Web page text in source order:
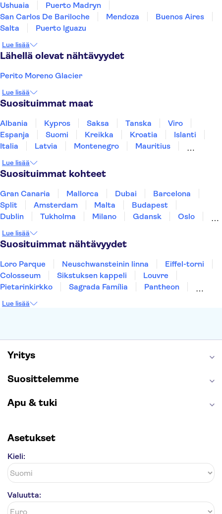
Ushuaia
Puerto Madryn
San Carlos De Bariloche
Mendoza
Buenos Aires
Salta
Puerto Iguazu
Lue lisää
Lähellä olevat nähtävyydet
Perito Moreno Glacier
Lue lisää
Suosituimmat maat
Albania Kypros Saksa Tanska
Viro
Espanja
Suomi Kreikka Kroatia
Islanti
Italia
Latvia Montenegro
Mauritius
Thaimaa
Turkki
Lue lisää
Suosituimmat kohteet
Gran Canaria Mallorca Dubai
Barcelona
Split
Amsterdam Malta
Budapest
Dublin
Tukholma Milano Gdansk
Oslo
Tallinna
Ljubljana Riika
Lue lisää
Suosituimmat nähtävyydet
Loro Parque Neuschwansteinin linna
Eiffel-torni
Colosseum
Sikstuksen kappeli
Louvre
Pietarinkirkko
Sagrada Família
Pantheon
Keukenhof
Lue lisää
Yritys
Suosittelemme
Apu & tuki
Asetukset
Kieli:
Valuutta: